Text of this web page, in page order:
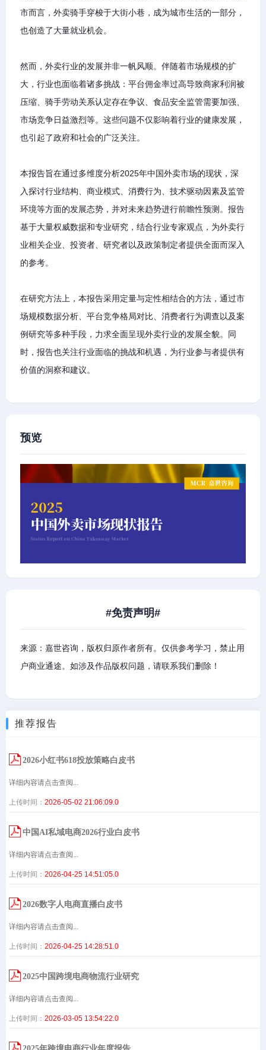
市而言，外卖骑手穿梭于大街小巷，成为城市生活的一部分，
也创造了大量就业机会。
然而，外卖行业的发展并非一帆风顺。伴随着市场规模的扩
大，行业也面临着诸多挑战：平台佣金率过高导致商家利润被
压缩、骑手劳动关系认定存在争议、食品安全监管需要加强、
市场竞争日益激烈等。这些问题不仅影响着行业的健康发展，
也引起了政府和社会的广泛关注。
本报告旨在通过多维度分析2025年中国外卖市场的现状，深
入探讨行业结构、商业模式、消费行为、技术驱动因素及监管
环境等方面的发展态势，并对未来趋势进行前瞻性预测。报告
基于大量权威数据和专业研究，结合行业专家观点，为外卖行
业相关企业、投资者、研究者以及政策制定者提供全面而深入
的参考。
在研究方法上，本报告采用定量与定性相结合的方法，通过市
场规模数据分析、平台竞争格局对比、消费者行为调查以及案
例研究等多种手段，力求全面呈现外卖行业的发展全貌。同
时，报告也关注行业面临的挑战和机遇，为行业参与者提供有
价值的洞察和建议。
预览
#免责声明#
来源：嘉世咨询，版权归原作者所有。仅供参考学习，禁止用
户商业通途。如涉及作品版权问题，请联系我们删除！
推荐报告
2026小红书618投放策略白皮书
详细内容请点击查阅...
上传时间： 2026-05-02 21:06:09.0
中国AI私域电商2026行业白皮书
详细内容请点击查阅...
上传时间： 2026-04-25 14:51:05.0
2026数字人电商直播白皮书
详细内容请点击查阅...
上传时间： 2026-04-25 14:28:51.0
2025中国跨境电商物流行业研究
详细内容请点击查阅...
上传时间： 2026-03-05 13:54:22.0